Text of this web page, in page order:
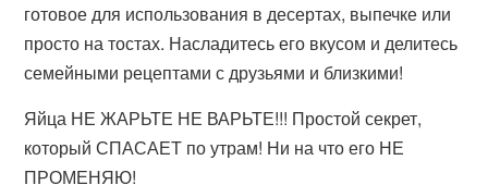
готовое для использования в десертах, выпечке или
просто на тостах. Насладитесь его вкусом и делитесь
семейными рецептами с друзьями и близкими!
Яйца НЕ ЖАРЬТЕ НЕ ВАРЬТЕ!!! Простой секрет,
который СПАСАЕТ по утрам! Ни на что его НЕ
ПРОМЕНЯЮ!